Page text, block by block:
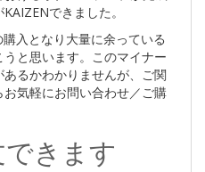
できました。
入となり大量に余っている
と思います。このマイナー
るかわかりませんが、ご関
気軽にお問い合わせ／ご購
きます